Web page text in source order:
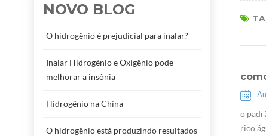
o
rico
NOVO BLOG
O hidrogênio é prejudicial para inalar?
Inalar Hidrogênio e Oxigênio pode
melhorar a insônia
Hidrogênio na China
O hidrogênio está produzindo resultados